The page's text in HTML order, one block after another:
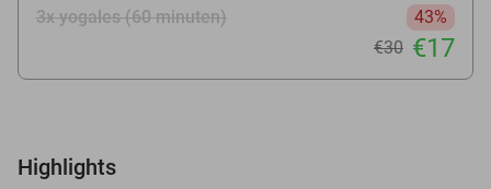
3x yogales (60 minuten)
43%
€30 €17
Highlights